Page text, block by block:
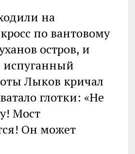
на
по вантовому
остров, и
Лыков кричал
глотки: «Не
Мост
Он может